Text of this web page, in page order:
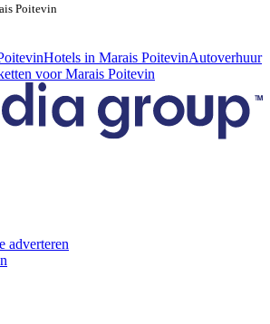
Poitevin
Hotels in Marais PoitevinAutoverhuur
voor Marais Poitevin
adverteren